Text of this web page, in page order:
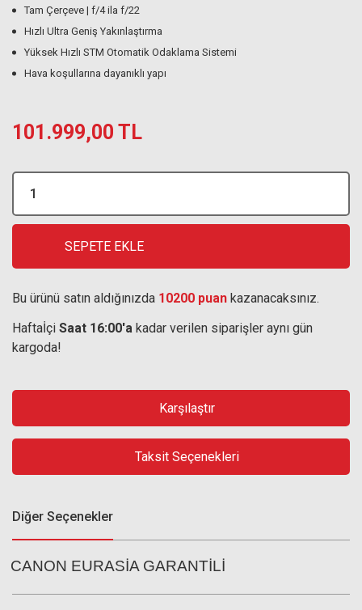
Tam Çerçeve | f/4 ila f/22
Hızlı Ultra Geniş Yakınlaştırma
Yüksek Hızlı STM Otomatik Odaklama Sistemi
Hava koşullarına dayanıklı yapı
101.999,00 TL
SEPETE EKLE
Bu ürünü satın aldığınızda 10200 puan kazanacaksınız.
Haftaİçi Saat 16:00'a kadar verilen siparişler aynı gün
kargoda!
Karşılaştır
Taksit Seçenekleri
Diğer Seçenekler
CANON EURASİA GARANTİLİ